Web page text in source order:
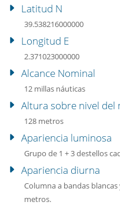
Latitud N
39.538216000000
Longitud E
2.371023000000
Alcance Nominal
12 millas náuticas
Altura sobre nivel del
128 metros
Apariencia luminosa
Grupo de 1 + 3 destellos
Apariencia diurna
Columna a bandas
metros.